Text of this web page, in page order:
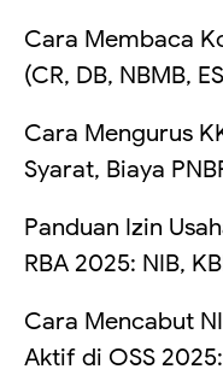
Cara Membaca
(CR, DB, NBMB,
Cara Mengurus
Syarat, Biaya
Panduan Izin
RBA 2025: NIB,
Cara Mencabut
Aktif di OSS